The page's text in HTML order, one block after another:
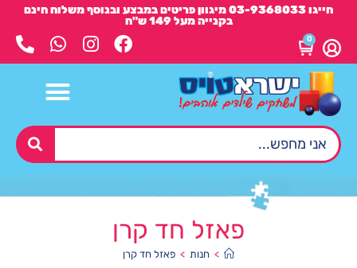
חייגו 03-9368033 מיגוון פריטים במבצע ובנוסף משלוח חינם
בקנייה מעל 149 ש"ח
0
פאזל חד קרן
> חנות > פאזל חד קרן